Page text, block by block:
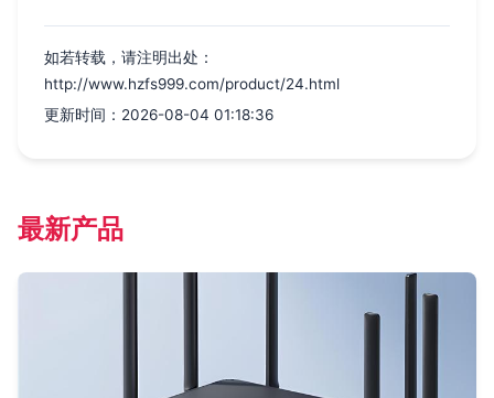
如若转载，请注明出处：
http://www.hzfs999.com/product/24.html
更新时间：2026-08-04 01:18:36
最新产品